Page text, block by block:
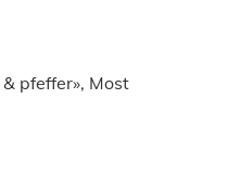
pfeffer», Most